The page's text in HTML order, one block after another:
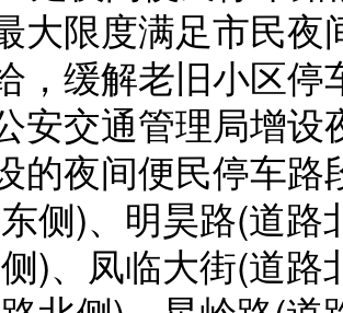
限度满足市民夜
，缓解老旧小区
安交通管理局增设
夜间便民停车路
侧)、明昊路(道
)、凤临大街(道